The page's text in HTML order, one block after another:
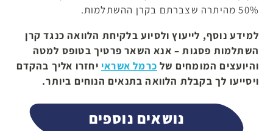
50% מהיתרה שצברתם בקרן ההשתלמות.
למידע נוסף, לייעוץ ולסיוע בלקיחת הלוואה כנגד קרן
השתלמות פסגות – אנא השאר פרטיך בטופס למטה
והיועצים המומחים של כרמל אשראי יחזרו אליך בהקדם
ויסייעו לך בקבלת הלוואה בתנאים הנוחים ביותר.
נושאים נוספים